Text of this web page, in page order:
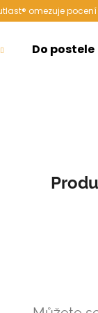
omezuje
Do postele